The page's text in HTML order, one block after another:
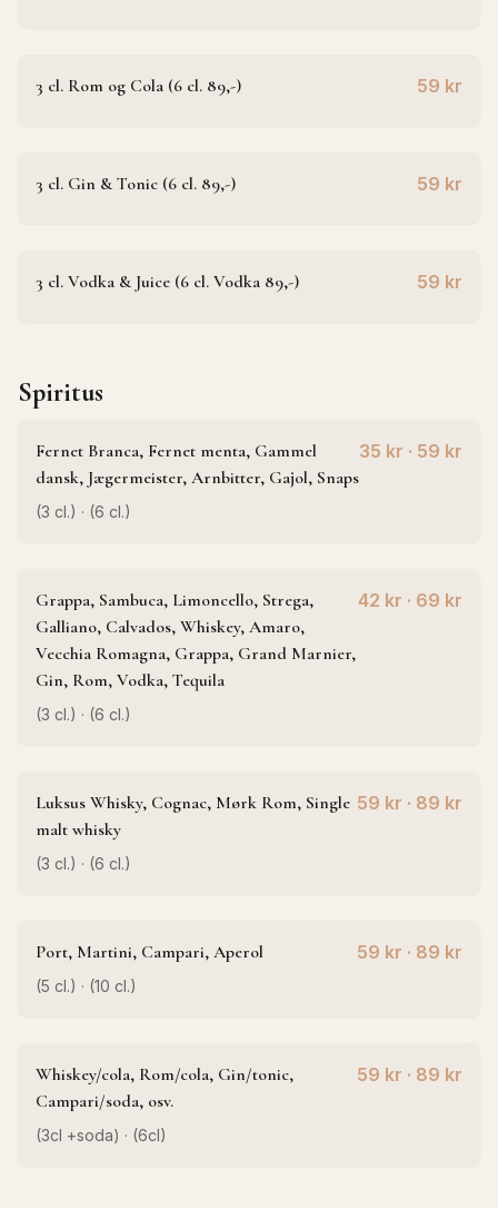
3 cl. Rom og Cola (6 cl. 89,-) 59 kr
3 cl. Gin & Tonic (6 cl. 89,-) 59 kr
3 cl. Vodka & Juice (6 cl. Vodka 89,-) 59 kr
Spiritus
Fernet Branca, Fernet menta, Gammel
dansk, Jægermeister, Arnbitter, Gajol, Snaps
35 kr · 59 kr
(3 cl.) · (6 cl.)
Grappa, Sambuca, Limoncello, Strega,
Galliano, Calvados, Whiskey, Amaro,
Vecchia Romagna, Grappa, Grand Marnier,
Gin, Rom, Vodka, Tequila
42 kr · 69 kr
(3 cl.) · (6 cl.)
Luksus Whisky, Cognac, Mørk Rom, Single
malt whisky
59 kr · 89 kr
(3 cl.) · (6 cl.)
Port, Martini, Campari, Aperol 59 kr · 89 kr
(5 cl.) · (10 cl.)
Whiskey/cola, Rom/cola, Gin/tonic,
Campari/soda, osv.
59 kr · 89 kr
(3cl +soda) · (6cl)